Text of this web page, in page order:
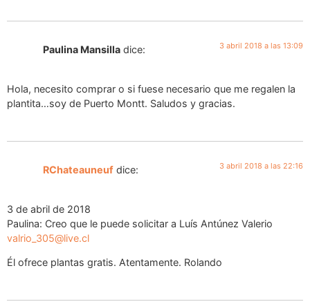
Paulina Mansilla dice: 3 abril 2018 a las 13:09
Hola, necesito comprar o si fuese necesario que me regalen la
plantita…soy de Puerto Montt. Saludos y gracias.
RChateauneuf dice: 3 abril 2018 a las 22:16
3 de abril de 2018
Paulina: Creo que le puede solicitar a Luís Antúnez Valerio
valrio_305@live.cl
Él ofrece plantas gratis. Atentamente. Rolando